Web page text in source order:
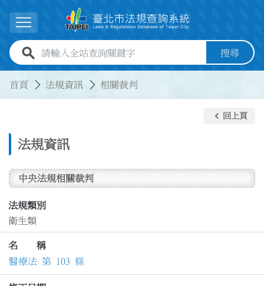
展開選單
全站查詢關鍵字欄位 搜尋
首頁 法規資訊 相關裁判
法規資訊
keyboard_arrow_left 回上頁
中央法規相關裁判
法規類別
衛生類
名 稱
醫療法 第 103 條